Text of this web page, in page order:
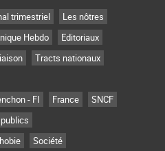
trimestriel
Les nôtres
Hebdo
Editoriaux
Tracts nationaux
- FI France
SNCF
Société